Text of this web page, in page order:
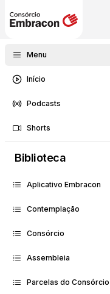
Menu
Início
Podcasts
Shorts
Biblioteca
Aplicativo Embracon
Contemplação
Consórcio
Assembleia
Parcelas do Consórcio